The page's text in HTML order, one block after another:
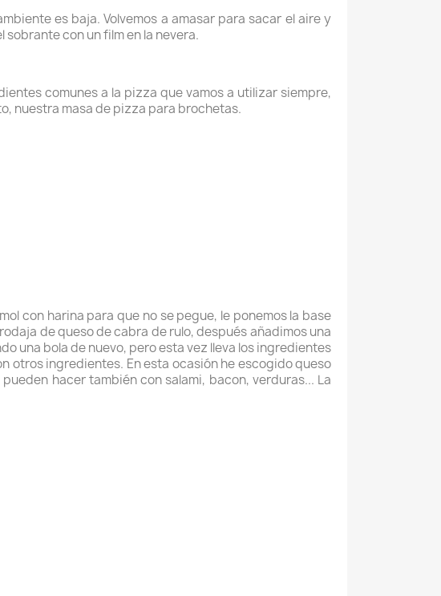
es baja. Volvemos a amasar para sacar el aire y
con un film en la nevera.
comunes a la pizza que vamos a utilizar siempre,
nuestra masa de pizza para brochetas.
con harina para que no se pegue, le ponemos la base
de queso de cabra de rulo, después añadimos una
una bola de nuevo, pero esta vez lleva los ingredientes
otros ingredientes. En esta ocasión he escogido queso
hacer también con salami, bacon, verduras... La